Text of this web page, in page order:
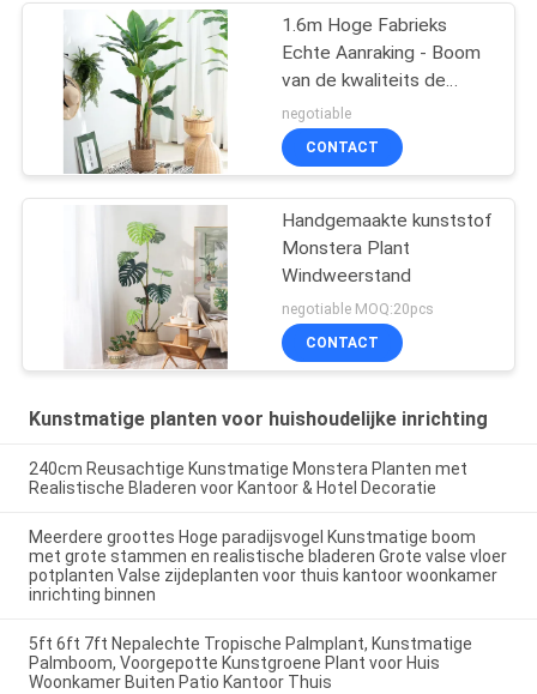
1.6m Hoge Fabrieks
Echte Aanraking - Boom
van de kwaliteits de
Kunstmatige Banaan
voor Hete Verkoop
negotiable
CONTACT
Handgemaakte kunststof
Monstera Plant
Windweerstand
negotiable MOQ:20pcs
CONTACT
Kunstmatige planten voor huishoudelijke inrichting
240cm Reusachtige Kunstmatige Monstera Planten met
Realistische Bladeren voor Kantoor & Hotel Decoratie
Meerdere groottes Hoge paradijsvogel Kunstmatige boom
met grote stammen en realistische bladeren Grote valse vloer
potplanten Valse zijdeplanten voor thuis kantoor woonkamer
inrichting binnen
5ft 6ft 7ft Nepalechte Tropische Palmplant, Kunstmatige
Palmboom, Voorgepotte Kunstgroene Plant voor Huis
Woonkamer Buiten Patio Kantoor Thuis